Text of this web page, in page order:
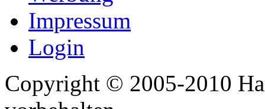
Impressum
Login
Copyright © 2005-2010